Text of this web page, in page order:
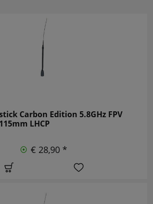
Carbon Edition 5.8GHz FPV
LHCP
€ 28,90 *